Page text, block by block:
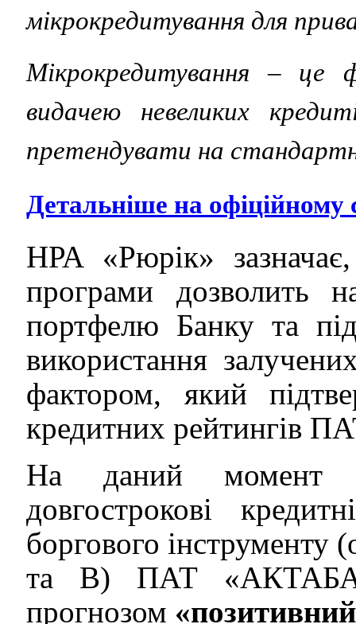
мікрокредитування для
Мікрокредитування – це
видачею невеликих
претендувати на
Детальніше на
НРА «Рюрік»
програми дозволить
портфелю Банку та
використання
фактором, який
кредитних рейтингів
На даний момент
довгострокові
боргового інструменту
та В) ПАТ
прогнозом